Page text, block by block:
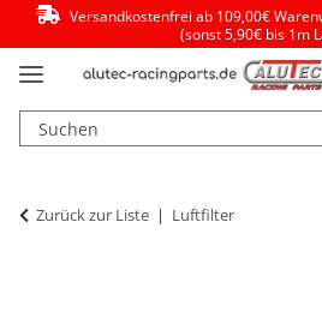
Versandkostenfrei ab 109,00€
(sonst 5,90€ bis 1m
Zurück zur Liste Luftfilter